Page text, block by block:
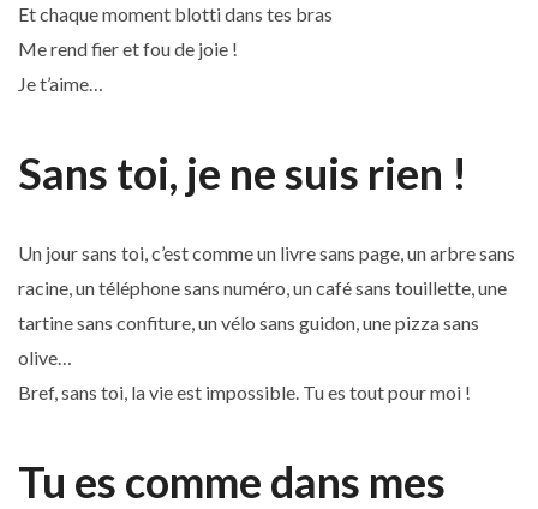
Et chaque moment blotti dans tes bras
Me rend fier et fou de joie !
Je t’aime…
Sans toi, je ne suis rien !
Un jour sans toi, c’est comme un livre sans page, un arbre sans
racine, un téléphone sans numéro, un café sans touillette, une
tartine sans confiture, un vélo sans guidon, une pizza sans
olive…
Bref, sans toi, la vie est impossible. Tu es tout pour moi !
Tu es comme dans mes